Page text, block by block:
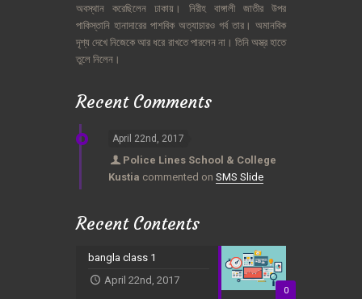
অবস্থান
করেছিলেন ঢাকায়। নিরীহ বাঙ্গালী জাতীর
উপর
পাকিস্তানি হানাদারের পাশবিক অত্যাচারও গর্ব তার। অমানবিক
দৃশ্য দেখে নিজেকে আর ধরে রাখতে পারলেন না। তিনি অস্ত্র হাতে
তুলে নিলেন।
Recent Comments
April 22nd, 2017
Police Lines School & College
Kustia commented on SMS Slide
Recent Contents
0
bangla class 1
April 22nd, 2017